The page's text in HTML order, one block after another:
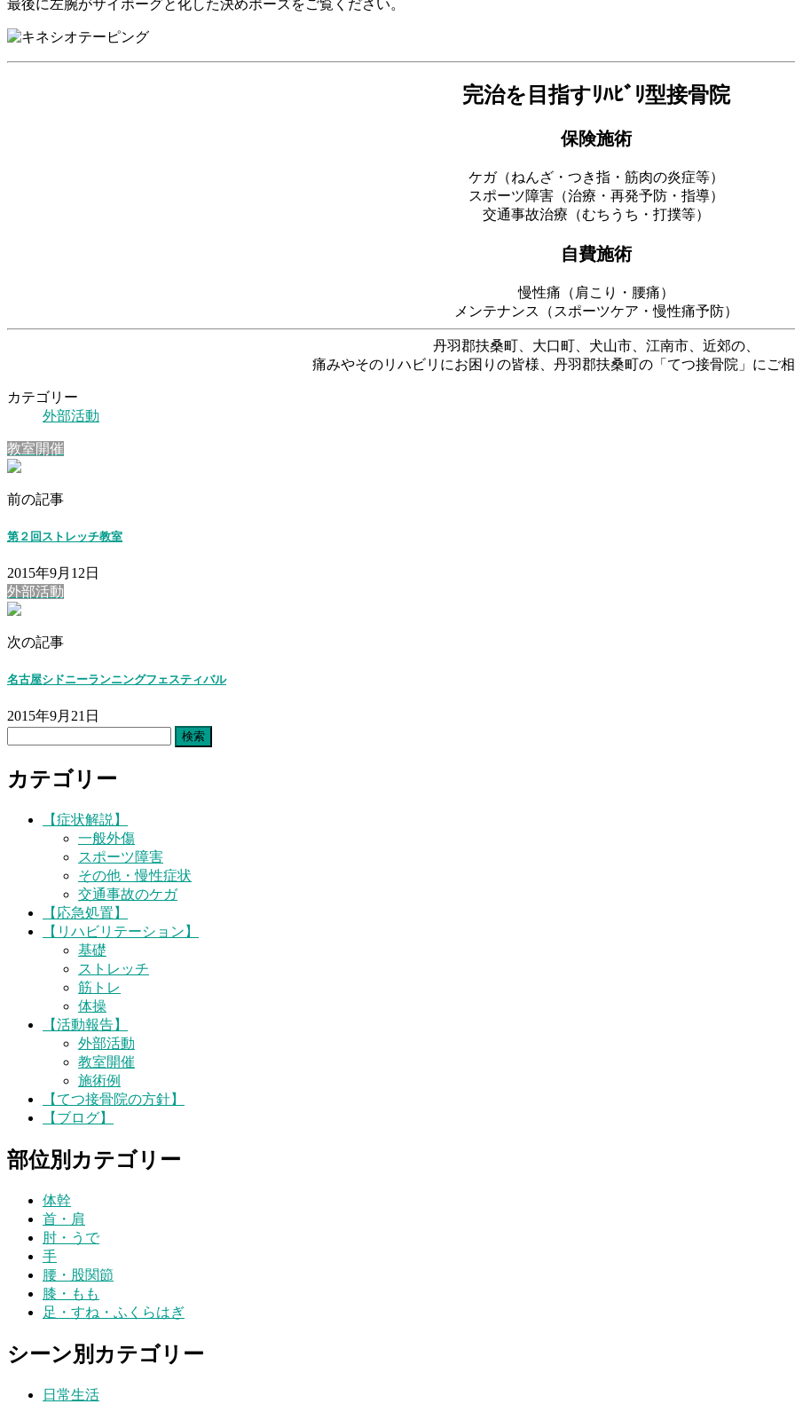
最後に左腕がサイボーグと化した決めポーズをご覧ください。
完治を目指すﾘﾊﾋﾞﾘ型接骨院
保険施術
ケガ（ねんざ・つき指・筋肉の炎症等）
スポーツ障害（治療・再発予防・指導）
交通事故治療（むちうち・打撲等）
自費施術
慢性痛（肩こり・腰痛）
メンテナンス（スポーツケア・慢性痛予防）
丹羽郡扶桑町、大口町、犬山市、江南市、近郊の、
痛みやそのリハビリにお困りの皆様、丹羽郡扶桑町の「てつ接骨院」にご相
カテゴリー
外部活動
教室開催
前の記事
第２回ストレッチ教室
2015年9月12日
外部活動
次の記事
名古屋シドニーランニングフェスティバル
2015年9月21日
カテゴリー
【症状解説】
一般外傷
スポーツ障害
その他・慢性症状
交通事故のケガ
【応急処置】
【リハビリテーション】
基礎
ストレッチ
筋トレ
体操
【活動報告】
外部活動
教室開催
施術例
【てつ接骨院の方針】
【ブログ】
部位別カテゴリー
体幹
首・肩
肘・うで
手
腰・股関節
膝・もも
足・すね・ふくらはぎ
シーン別カテゴリー
日常生活